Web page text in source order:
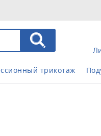
трикотаж